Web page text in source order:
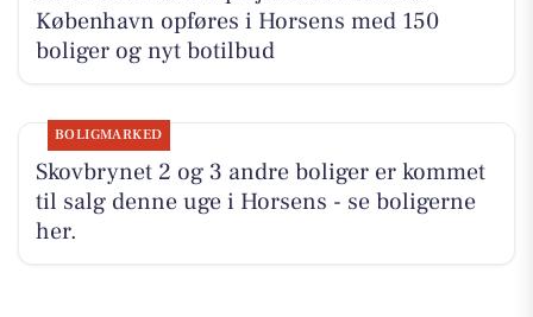
København opføres i Horsens med 150
boliger og nyt botilbud
BOLIGMARKED
Skovbrynet 2 og 3 andre boliger er kommet
til salg denne uge i Horsens - se boligerne
her.